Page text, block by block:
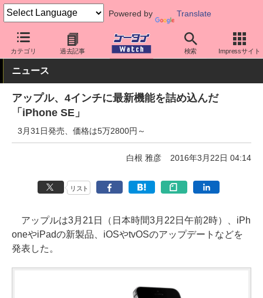
Powered by Translate
カテゴリ 過去記事 検索 Impressサイト
ケータイ Watch OS iPhone (iOS) iPhone本体
ニュース
アップル、4インチに最新機能を詰め込んだ
「iPhone SE」
3月31日発売、価格は5万2800円～
白根 雅彦 2016年3月22日 04:14
リスト
アップルは3月21日（日本時間3月22日午前2時）、iPh
oneやiPadの新製品、iOSやtvOSのアップデートなどを
発表した。